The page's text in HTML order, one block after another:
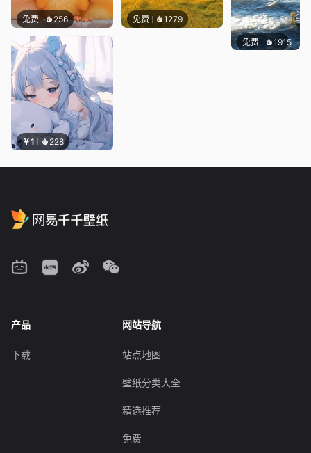
免费 256 免费 1279
￥1 228
免费 1915
千千壁纸
等作者
产品
下载
网站导航
站点地图
壁纸分类大全
精选推荐
免费